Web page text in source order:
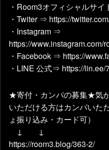
・Room3オフィシャルサ
・Twiter ⇒ https://
・Instagram ⇒
https://www.instagram.com/
・Facebook ⇒ https://
・LINE 公式⇒ https://lin.ee/
★寄付・カンパの募集★気
いただける方はカンパいた
ょ振り込み・カード可）
↓ ↓
https://room3.blog/363-2/